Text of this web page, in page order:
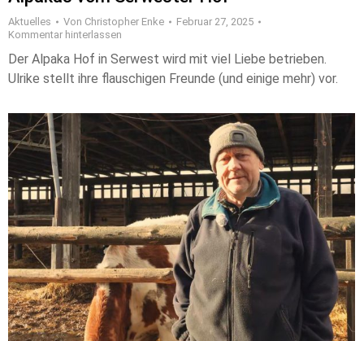
Aktuelles Von Christopher Enke
Februar 27, 2025
Kommentar hinterlassen
Der Alpaka Hof in Serwest wird mit viel Liebe betrieben.
Ulrike stellt ihre flauschigen Freunde (und einige mehr) vor.